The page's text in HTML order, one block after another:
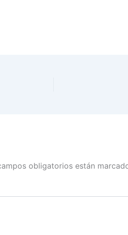
obligatorios están